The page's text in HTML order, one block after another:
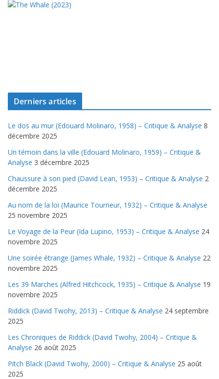
Derniers articles
Le dos au mur (Edouard Molinaro, 1958) – Critique & Analyse 8
décembre 2025
Un témoin dans la ville (Edouard Molinaro, 1959) – Critique &
Analyse 3 décembre 2025
Chaussure à son pied (David Lean, 1953) – Critique & Analyse 2
décembre 2025
Au nom de la loi (Maurice Tourneur, 1932) – Critique & Analyse
25 novembre 2025
Le Voyage de la Peur (Ida Lupino, 1953) – Critique & Analyse 24
novembre 2025
Une soirée étrange (James Whale, 1932) – Critique & Analyse 22
novembre 2025
Les 39 Marches (Alfred Hitchcock, 1935) – Critique & Analyse 19
novembre 2025
Riddick (David Twohy, 2013) – Critique & Analyse 24 septembre
2025
Les Chroniques de Riddick (David Twohy, 2004) – Critique &
Analyse 26 août 2025
Pitch Black (David Twohy, 2000) – Critique & Analyse 25 août
2025